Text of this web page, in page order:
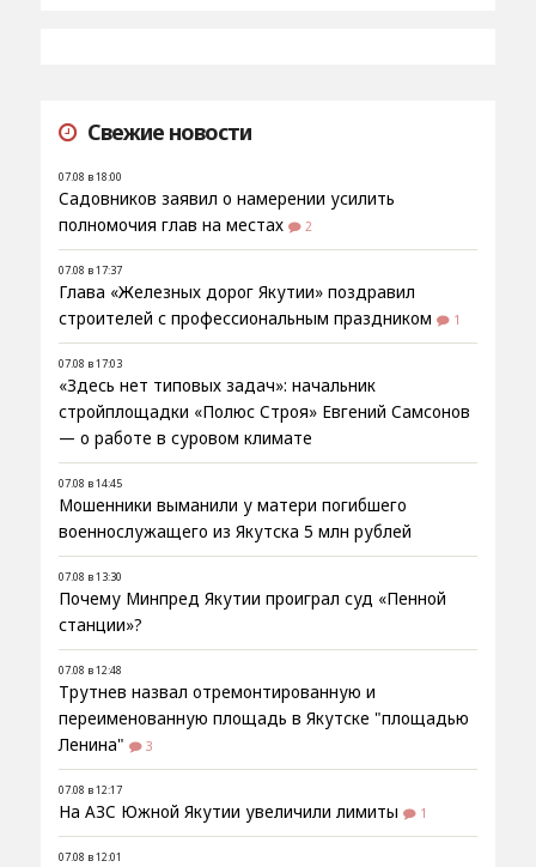
Свежие новости
07.08 в 18:00
Садовников заявил о намерении усилить
полномочия глав на местах
2
07.08 в 17:37
Глава «Железных дорог Якутии» поздравил
строителей с профессиональным праздником
1
07.08 в 17:03
«Здесь нет типовых задач»: начальник
стройплощадки «Полюс Строя» Евгений Самсонов
— о работе в суровом климате
07.08 в 14:45
Мошенники выманили у матери погибшего
военнослужащего из Якутска 5 млн рублей
07.08 в 13:30
Почему Минпред Якутии проиграл суд «Пенной
станции»?
07.08 в 12:48
Трутнев назвал отремонтированную и
переименованную площадь в Якутске "площадью
Ленина"
3
07.08 в 12:17
На АЗС Южной Якутии увеличили лимиты 1
07.08 в 12:01